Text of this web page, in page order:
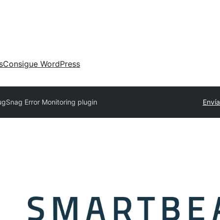
Consigue WordPress
Error Monitoring plugin